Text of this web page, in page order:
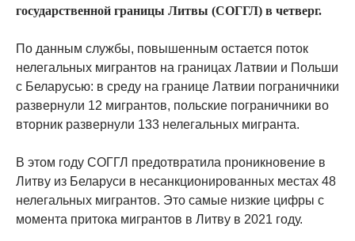
государственной границы Литвы (СОГГЛ) в четверг.
По данным службы, повышенным остается поток
нелегальных мигрантов на границах Латвии и Польши
с Беларусью: в среду на границе Латвии пограничники
развернули 12 мигрантов, польские пограничники во
вторник развернули 133 нелегальных мигранта.
В этом году СОГГЛ предотвратила проникновение в
Литву из Беларуси в несанкционированных местах 48
нелегальных мигрантов. Это самые низкие цифры с
момента притока мигрантов в Литву в 2021 году.